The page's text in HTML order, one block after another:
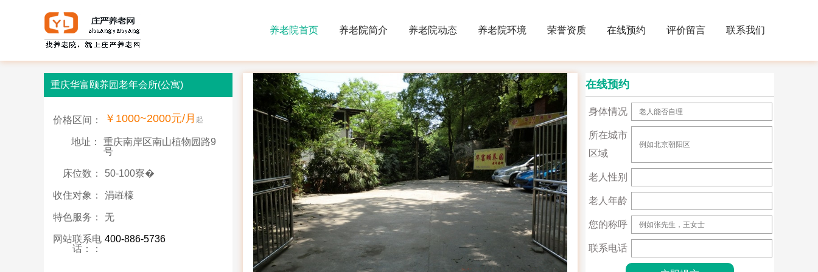
养老院首页 养老院简介 养老院动态 养老院环境 荣誉资质 在线预约 评价留言 联系我们
重庆华富颐养园老年会所(公寓)
价格区间： ￥1000~2000元/月 起
地址：
重庆南岸区南山植物园路9
号
床位数： 50-100寮�
收住对象： 涓嶉檺
特色服务： 无
网站联系电
话：：
400-886-5736
在线预约
身体情况
所在城市
区域
老人性别
老人年龄
您的称呼
联系电话